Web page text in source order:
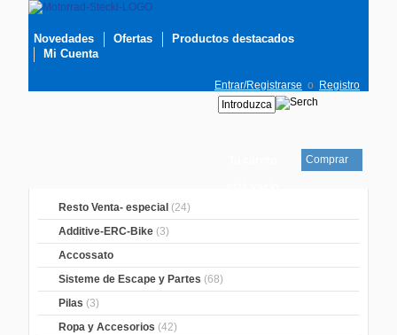
Novedades Ofertas
Productos destacados
Mi Cuenta
Entrar/Registrarse o Registro
Comprar
Resto Venta- especial (24)
Additive-ERC-Bike (3)
Accossato
Sisteme de Escape y Partes (68)
Pilas (3)
Ropa y Accesorios (42)